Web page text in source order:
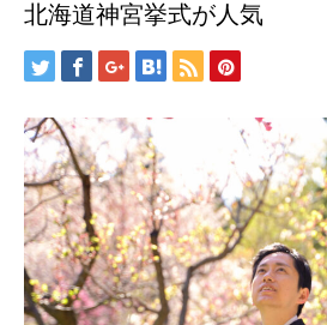
北海道神宮挙式が人気